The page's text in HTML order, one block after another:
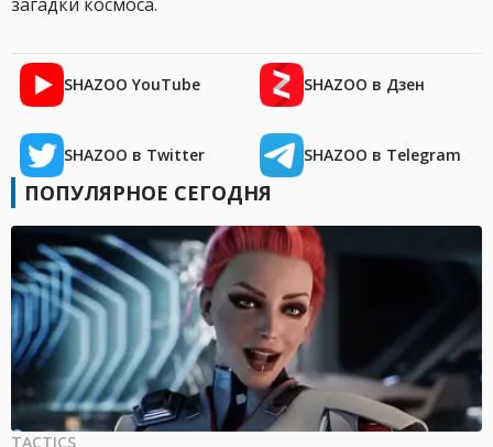
SHAZOO YouTube SHAZOO в Дзен
SHAZOO в Twitter SHAZOO в Telegram
ПОПУЛЯРНОЕ СЕГОДНЯ
TACTICS